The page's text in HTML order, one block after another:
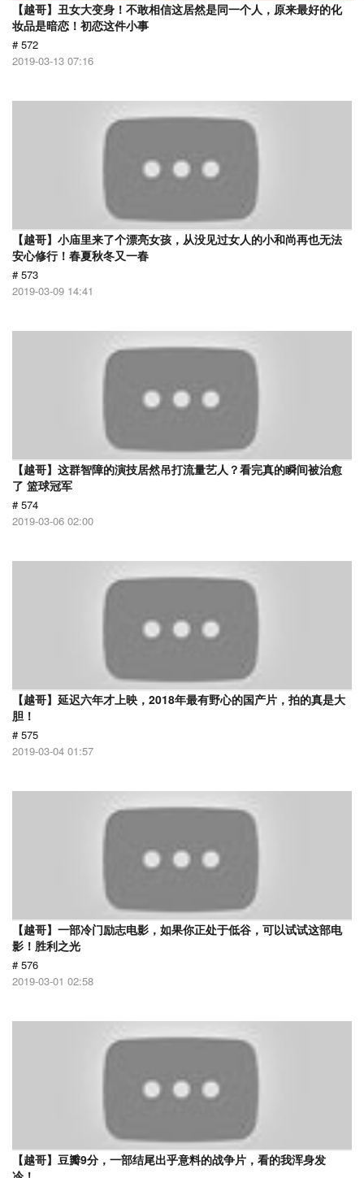
【越哥】丑女大变身！不敢相信这居然是同一个人，原来最好的化
妆品是暗恋！初恋这件小事
# 572
2019-03-13 07:16
【越哥】小庙里来了个漂亮女孩，从没见过女人的小和尚再也无法
安心修行！春夏秋冬又一春
# 573
2019-03-09 14:41
【越哥】这群智障的演技居然吊打流量艺人？看完真的瞬间被治愈
了 篮球冠军
# 574
2019-03-06 02:00
【越哥】延迟六年才上映，2018年最有野心的国产片，拍的真是大
胆！
# 575
2019-03-04 01:57
【越哥】一部冷门励志电影，如果你正处于低谷，可以试试这部电
影！胜利之光
# 576
2019-03-01 02:58
【越哥】豆瓣9分，一部结尾出乎意料的战争片，看的我浑身发